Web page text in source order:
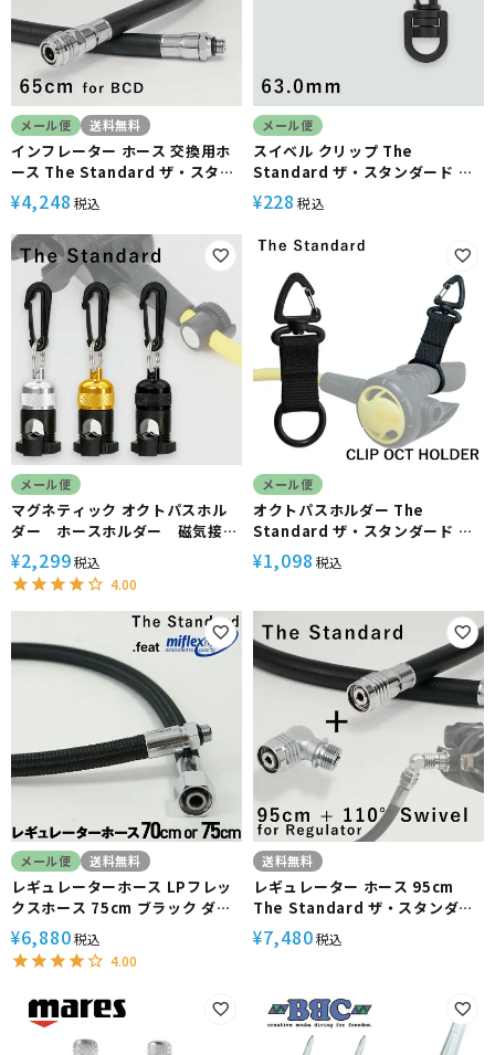
メール便 送料無料
インフレーター ホース 交換用ホ
ース The Standard ザ・スタン
ダード ダイビング アクセサリー
パーツ 65cm
¥4,248 税込
メール便
スイベル クリップ The
Standard ザ・スタンダード ダ
イビング アクセサリー パーツ プ
ラスチック製
¥228 税込
メール便
マグネティック オクトパスホル
ダー ホースホルダー 磁気接続
The Standard ザ・スタンダー
ド ダイビング アクセサリー パー
ツ
¥2,299税込
4.00
メール便
オクトパスホルダー The
Standard ザ・スタンダード オ
クトパス ホルダー リング ダイビ
ング アクセサリー パーツ オクト
¥1,098 税込
メール便 送料無料
レギュレーターホース LPフレッ
クスホース 75cm ブラック ダイ
ビング セカンドステージ用 the
standard .feat Miflex
¥6,880税込
4.00
送料無料
レギュレーター ホース 95cm
The Standard ザ・スタンダー
ド ダイビング アクセサリー パー
ツ 【LP95cm-110adpt】 アゴ
¥7,480税込